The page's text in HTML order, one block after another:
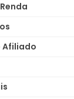
Afiliado